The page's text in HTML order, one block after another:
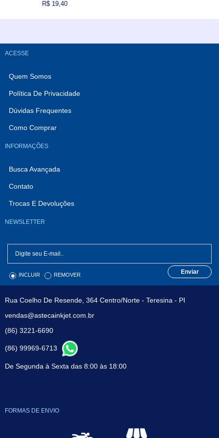
R$ 19,40
ACESSE
Quem Somos
Política De Privacidade
Dúvidas Frequentes
Como Comprar
INFORMAÇÕES
Busca Avançada
Contato
Trocas E Devoluções
NEWSLETTER
INCLUIR REMOVER Enviar
Rua Coelho De Resende, 364 Centro/Norte - Teresina - PI
vendas@astecainkjet.com.br
(86) 3221-6690
(86) 99969-6713
De Segunda à Sexta das 8:00 às 18:00
FORMAS DE ENVIO